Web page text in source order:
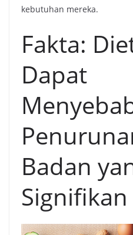
kebutuhan mereka.
Fakta:
Dapat
Badan
Signifikan